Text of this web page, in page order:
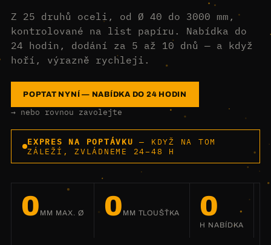
Z 25 druhů oceli, od Ø 40 do 3000 mm,
kontrolované na list papíru. Nabídka do
24 hodin, dodání za 5 až 10 dnů — a když
hoří, výrazně rychleji.
POPTAT NYNÍ — NABÍDKA DO 24 HODIN
→ nebo rovnou zavolejte
EXPRES NA POPTÁVKU — KDYŽ NA TOM
ZÁLEŽÍ, ZVLÁDNEME 24–48 H
0 MM MAX. Ø 0 MM TLOUŠŤKA 0
H NABÍDKA